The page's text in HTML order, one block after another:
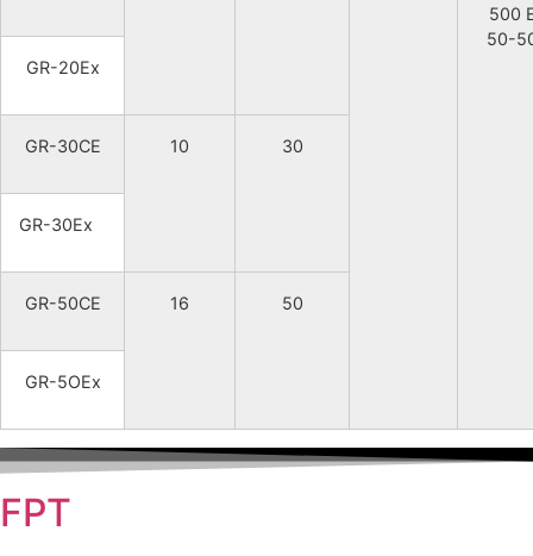
500
50-
GR-20Ex
GR-30CE 10 30
GR-30Еx
GR-50CE 16 50
GR-5OEx
FPT